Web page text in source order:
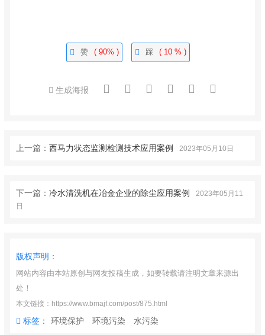
赞 ( 90% ) 踩 ( 10 % )
生成海报
上一篇： 西马力状态监测检测技术应用案例 2023年05月10日
下一篇： 冷水清洗机在冶金企业的除尘应用案例
2023年05月11
日
版权声明：
网站内容由本站原创与网友投稿生成，如要转载请注明文章来源出
处！
本文链接：https://www.bmajf.com/post/875.html
标签： 环境保护 环境污染 水污染